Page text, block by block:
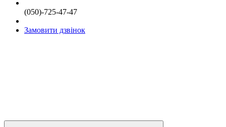
(050)-725-47-47
Замовити дзвінок